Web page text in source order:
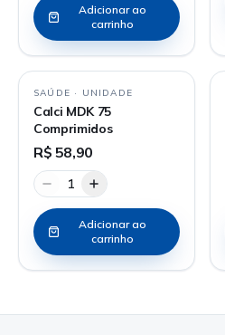
Adicionar ao
carrinho
SAÚDE · UNIDADE
Calci MDK 75
Comprimidos
R$ 58,90
1
Adicionar ao
carrinho